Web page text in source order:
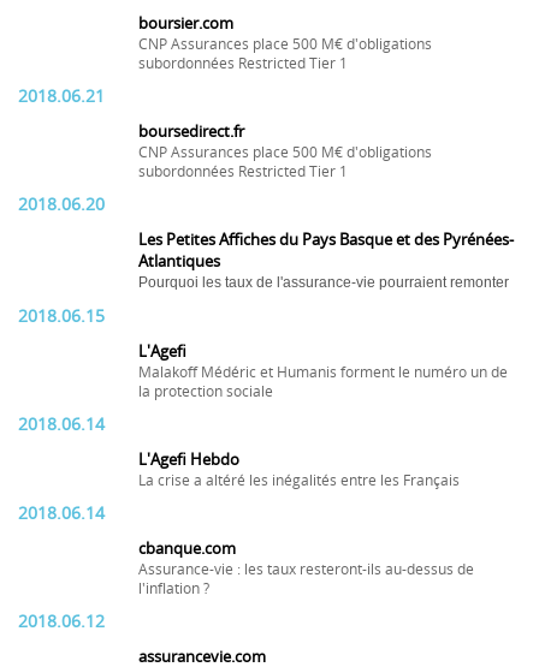
boursier.com
CNP Assurances place 500 M€ d'obligations
subordonnées Restricted Tier 1
2018.06.21
boursedirect.fr
CNP Assurances place 500 M€ d'obligations
subordonnées Restricted Tier 1
2018.06.20
Les Petites Affiches du Pays Basque et des Pyrénées-
Atlantiques
Pourquoi les taux de l'assurance-vie pourraient remonter
2018.06.15
L'Agefi
Malakoff Médéric et Humanis forment le numéro un de
la protection sociale
2018.06.14
L'Agefi Hebdo
La crise a altéré les inégalités entre les Français
2018.06.14
cbanque.com
Assurance-vie : les taux resteront-ils au-dessus de
l'inflation ?
2018.06.12
assurancevie.com